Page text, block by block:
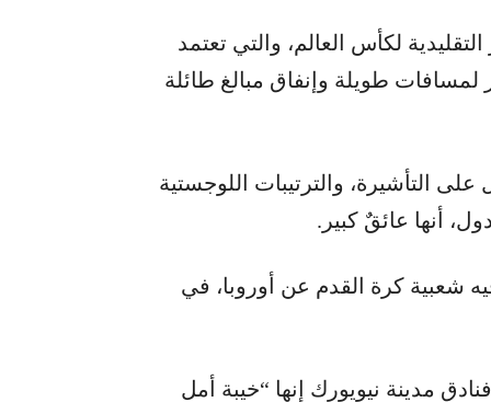
لكأس العالم، والتي تعتمد
طويلة وإنفاق مبالغ طائلة
التأشيرة، والترتيبات اللوجستية
شعبية كرة القدم عن أوروبا، في
مدينة نيويورك إنها “خيبة أمل